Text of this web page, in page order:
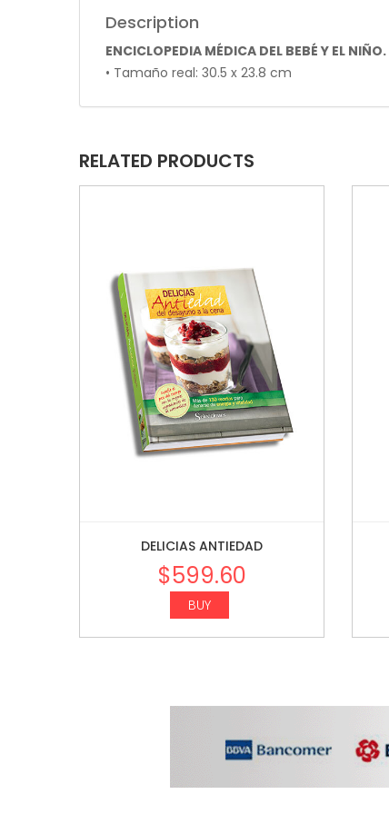
Description
ENCICLOPEDIA MÉDICA DEL BEBÉ Y EL NIÑO.
• Tamaño real: 30.5 x 23.8 cm
RELATED PRODUCTS
DELICIAS ANTIEDAD
$599.60
BUY